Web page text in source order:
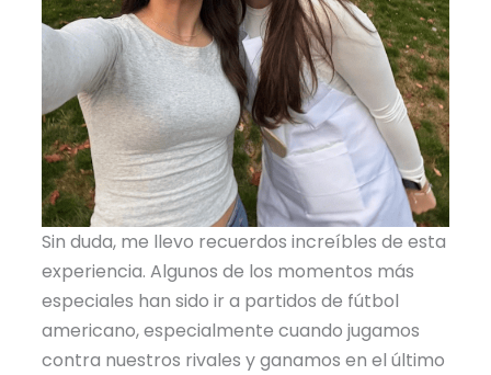
Sin duda, me llevo recuerdos increíbles de esta
experiencia. Algunos de los momentos más
especiales han sido ir a partidos de fútbol
americano, especialmente cuando jugamos
contra nuestros rivales y ganamos en el último